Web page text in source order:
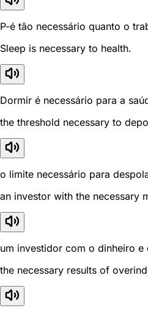
P-é tão necessário quanto o
Sleep is necessary to health.
Dormir é necessário para a
the threshold necessary to
o limite necessário para
an investor with the necessary
um investidor com o dinheiro e
the necessary results of